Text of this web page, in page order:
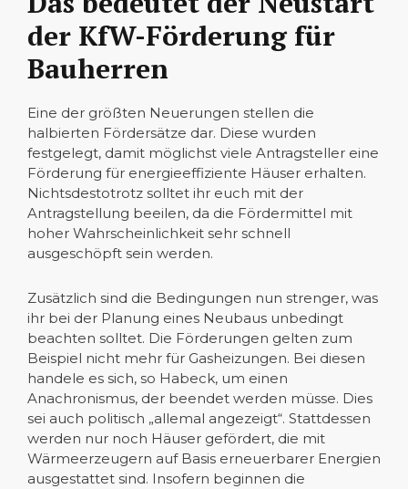
der KfW-Förderung für
Bauherren
Eine der größten Neuerungen stellen die
halbierten Fördersätze dar. Diese wurden
festgelegt, damit möglichst viele Antragsteller eine
Förderung für energieeffiziente Häuser erhalten.
Nichtsdestotrotz solltet ihr euch mit der
Antragstellung beeilen, da die Fördermittel mit
hoher Wahrscheinlichkeit sehr schnell
ausgeschöpft sein werden.
Zusätzlich sind die Bedingungen nun strenger, was
ihr bei der Planung eines Neubaus unbedingt
beachten solltet. Die Förderungen gelten zum
Beispiel nicht mehr für Gasheizungen. Bei diesen
handele es sich, so Habeck, um einen
Anachronismus, der beendet werden müsse. Dies
sei auch politisch „allemal angezeigt“. Stattdessen
werden nur noch Häuser gefördert, die mit
Wärmeerzeugern auf Basis erneuerbarer Energien
ausgestattet sind. Insofern beginnen die